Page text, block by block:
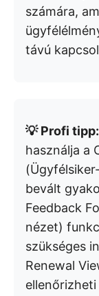
számára,
távú
💡 Profi tipp:
használja a
bevált
Feedback
nézet)
szükséges
Renewal